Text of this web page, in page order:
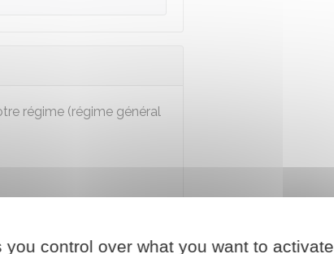
régime (régime général
control over what you want to activate